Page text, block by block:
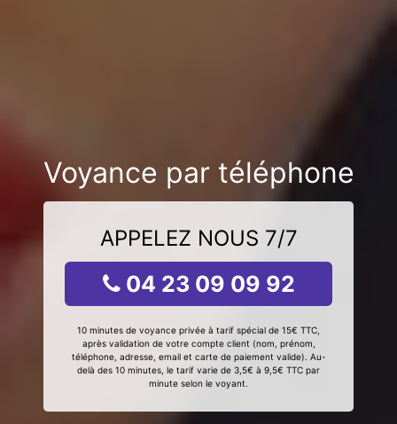
Voyance par téléphone
APPELEZ NOUS 7/7
04 23 09 09 92
10 minutes de voyance privée à tarif spécial de 15€ TTC,
après validation de votre compte client (nom, prénom,
téléphone, adresse, email et carte de paiement valide). Au-
delà des 10 minutes, le tarif varie de 3,5€ à 9,5€ TTC par
minute selon le voyant.